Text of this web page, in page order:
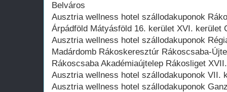
Belváros
Ausztria wellness hotel szállodakuponok
Árpádföld Mátyásföld 16. kerület XVI. kerület
Ausztria wellness hotel szállodakuponok
Madárdomb Rákoskeresztúr Rákoscsaba-
Rákoscsaba Akadémiaújtelep Rákosliget
Ausztria wellness hotel szállodakuponok VII.
Ausztria wellness hotel szállodakuponok